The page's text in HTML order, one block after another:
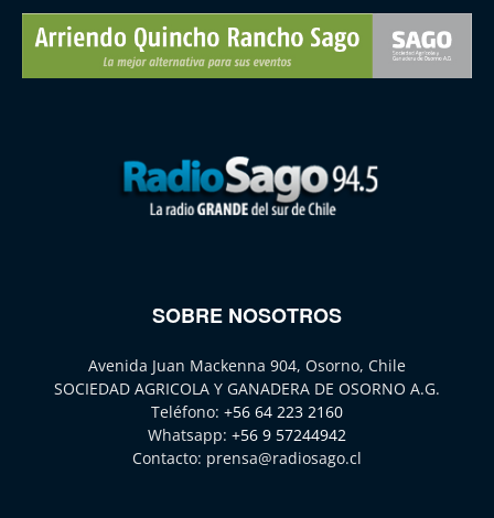
SOBRE NOSOTROS
Avenida Juan Mackenna 904, Osorno, Chile
SOCIEDAD AGRICOLA Y GANADERA DE OSORNO A.G.
Teléfono: +56 64 223 2160
Whatsapp: +56 9 57244942
Contacto: prensa@radiosago.cl